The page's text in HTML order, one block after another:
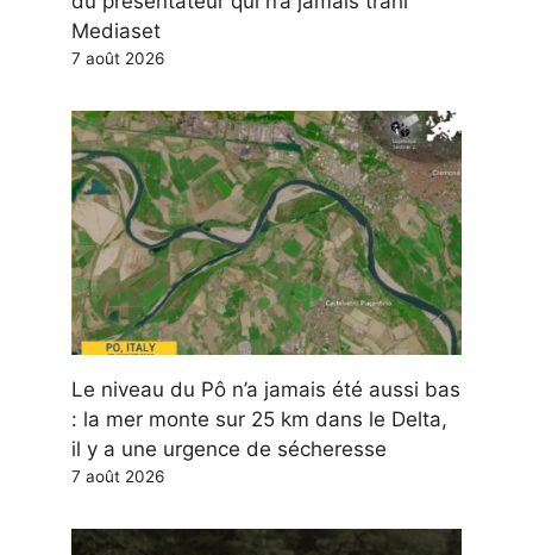
Mediaset
7 août 2026
Le niveau du Pô n’a jamais été aussi bas
: la mer monte sur 25 km dans le Delta,
il y a une urgence de sécheresse
7 août 2026